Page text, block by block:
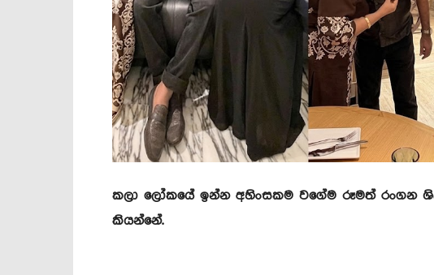
කලා ලෝකයේ ඉන්න අහිංසකම වගේම රූමත් රංගන
කියන්නේ.